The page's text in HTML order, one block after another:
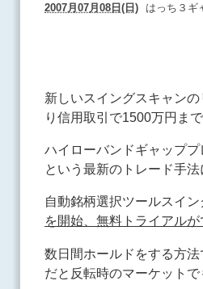
2007月07月08日(日) はっち３ギ
新しいスイングスキャン
り信用取引で1500万円ま
ハイローバンドギャップ
という最新のトレード手法
自動銘柄選択ツールスイ
を開始、無料トライアルが
数日間ホールドをする方
だと反転時のマーケット